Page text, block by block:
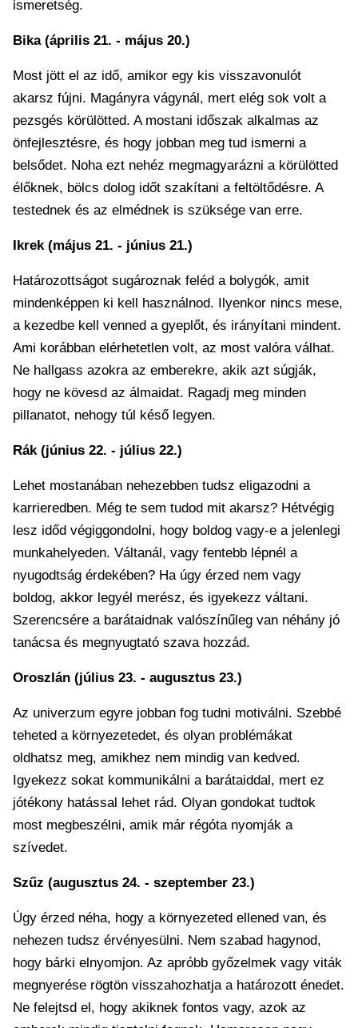
ismeretség.
Bika (április 21. - május 20.)
Most jött el az idő, amikor egy kis visszavonulót
akarsz fújni. Magányra vágynál, mert elég sok volt a
pezsgés körülötted. A mostani időszak alkalmas az
önfejlesztésre, és hogy jobban meg tud ismerni a
belsődet. Noha ezt nehéz megmagyarázni a körülötted
élőknek, bölcs dolog időt szakítani a feltöltődésre. A
testednek és az elmédnek is szüksége van erre.
Ikrek (május 21. - június 21.)
Határozottságot sugároznak feléd a bolygók, amit
mindenképpen ki kell használnod. Ilyenkor nincs mese,
a kezedbe kell venned a gyeplőt, és irányítani mindent.
Ami korábban elérhetetlen volt, az most valóra válhat.
Ne hallgass azokra az emberekre, akik azt súgják,
hogy ne kövesd az álmaidat. Ragadj meg minden
pillanatot, nehogy túl késő legyen.
Rák (június 22. - július 22.)
Lehet mostanában nehezebben tudsz eligazodni a
karrieredben. Még te sem tudod mit akarsz? Hétvégig
lesz időd végiggondolni, hogy boldog vagy-e a jelenlegi
munkahelyeden. Váltanál, vagy fentebb lépnél a
nyugodtság érdekében? Ha úgy érzed nem vagy
boldog, akkor legyél merész, és igyekezz váltani.
Szerencsére a barátaidnak valószínűleg van néhány jó
tanácsa és megnyugtató szava hozzád.
Oroszlán (július 23. - augusztus 23.)
Az univerzum egyre jobban fog tudni motiválni. Szebbé
teheted a környezetedet, és olyan problémákat
oldhatsz meg, amikhez nem mindig van kedved.
Igyekezz sokat kommunikálni a barátaiddal, mert ez
jótékony hatással lehet rád. Olyan gondokat tudtok
most megbeszélni, amik már régóta nyomják a
szívedet.
Szűz (augusztus 24. - szeptember 23.)
Úgy érzed néha, hogy a környezeted ellened van, és
nehezen tudsz érvényesülni. Nem szabad hagynod,
hogy bárki elnyomjon. Az apróbb győzelmek vagy viták
megnyerése rögtön visszahozhatja a határozott énedet.
Ne felejtsd el, hogy akiknek fontos vagy, azok az